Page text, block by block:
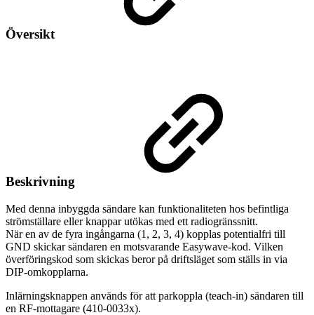
Översikt
Beskrivning
Med denna inbyggda sändare kan funktionaliteten hos befintliga
strömställare eller knappar utökas med ett radiogränssnitt.
När en av de fyra ingångarna (1, 2, 3, 4) kopplas potentialfri till
GND skickar sändaren en motsvarande Easywave-kod. Vilken
överföringskod som skickas beror på driftsläget som ställs in via
DIP-omkopplarna.
Inlärningsknappen används för att parkoppla (teach-in) sändaren till
en RF-mottagare (410-0033x).